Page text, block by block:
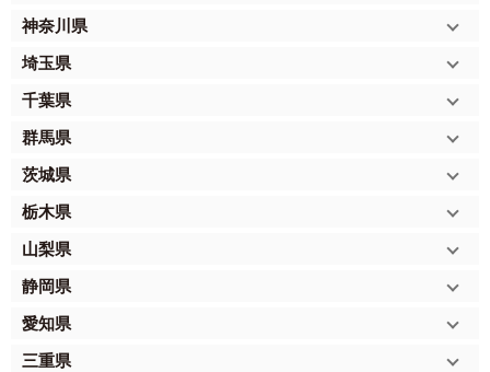
神奈川県
埼玉県
千葉県
群馬県
茨城県
栃木県
山梨県
静岡県
愛知県
三重県